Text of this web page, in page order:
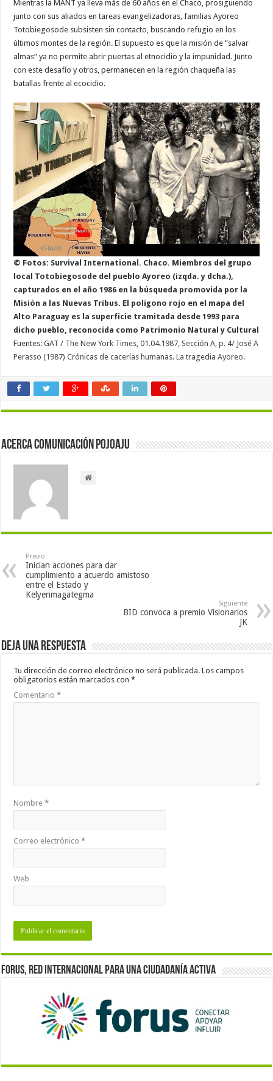
Mientras la MANT ya lleva más de 60 años en el Chaco, prosiguiendo
junto con sus aliados en tareas evangelizadoras, familias Ayoreo
Totobiegosode subsisten sin contacto, buscando refugio en los
últimos montes de la región. El supuesto es que la misión de “salvar
almas” ya no permite abrir puertas al etnocidio y la impunidad. Junto
con este desafío y otros, permanecen en la región chaqueña las
batallas frente al ecocidio.
© Fotos: Survival International. Chaco. Miembros del grupo
local Totobiegosode del pueblo Ayoreo (izqda. y dcha.),
capturados en el año 1986 en la búsqueda promovida por la
Misión a las Nuevas Tribus. El polígono rojo en el mapa del
Alto Paraguay es la superficie tramitada desde 1993 para
dicho pueblo, reconocida como Patrimonio Natural y Cultural
Fuentes:GAT / The New York Times, 01.04.1987, Sección A, p. 4/ José A
Perasso (1987) Crónicas de cacerías humanas. La tragedia Ayoreo.
Acerca Comunicación Pojoaju
Previo
Inician acciones para dar
cumplimiento a acuerdo amistoso
entre el Estado y
Kelyenmagategma
Siguiente
BID convoca a premio Visionarios
JK
Deja una respuesta
Tu dirección de correo electrónico no será publicada. Los campos
obligatorios están marcados con*
Comentario*
Nombre*
Correo electrónico*
Web
Forus, red internacional para una ciudadanía activa